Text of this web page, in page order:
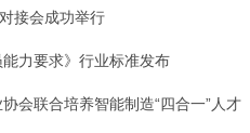
接会成功举行
能力要求》行业标准发布
会联合培养智能制造“四合一”人才